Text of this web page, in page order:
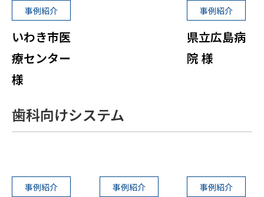
事例紹介
いわき市医
療センター
様
事例紹介
県立広島病
院 様
歯科向けシステム
事例紹介 事例紹介 事例紹介